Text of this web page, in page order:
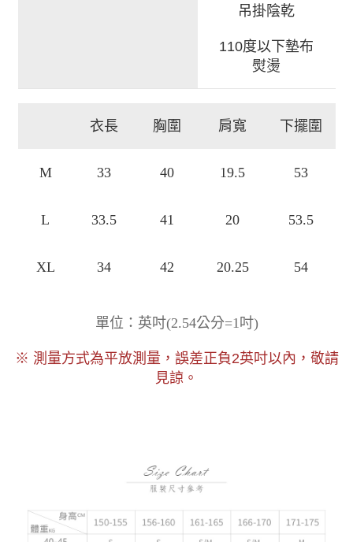
吊掛陰乾
110度以下墊布
熨燙
衣長 胸圍 肩寬 下擺圍
M 33 40 19.5 53
L 33.5 41 20 53.5
XL 34 42 20.25 54
單位：英吋(2.54公分=1吋)
※ 測量方式為平放測量，誤差正負2英吋以內，敬請
見諒。